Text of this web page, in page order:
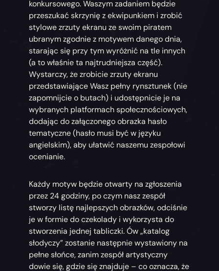
konkursowego. Waszym zadaniem będzie
przeszukać skrzynię z ekwipunkiem i zrobić
stylowe zrzuty ekranu ze swoim piratem
ubranym zgodnie z motywem danego dnia,
starając się przy tym wyróżnić na tle innych
(a to właśnie ta najtrudniejsza część).
Wystarczy, że zrobicie zrzuty ekranu
przedstawiające Wasz pełny rynsztunek (nie
zapomnijcie o butach) i udostępnicie je na
wybranych platformach społecznościowych,
dodając do załączonego obrazka hasło
tematyczne (hasło musi być w języku
angielskim), aby ułatwić naszemu zespołowi
ocenianie.
Każdy motyw będzie otwarty na zgłoszenia
przez 24 godziny, po czym nasz zespół
stworzy listę najlepszych obrazków, odciśnie
je w formie do czekolady i wykorzysta do
stworzenia jednej tabliczki. Ów „katalog
słodyczy” zostanie następnie wystawiony na
pełne słońce, zanim zespół artystyczny
dowie się, gdzie się znajduje – co oznacza, że